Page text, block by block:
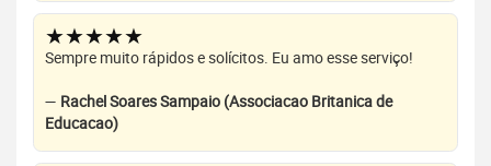
★★★★★
Sempre muito rápidos e solícitos. Eu amo esse serviço!
— Rachel Soares Sampaio (Associacao Britanica de
Educacao)